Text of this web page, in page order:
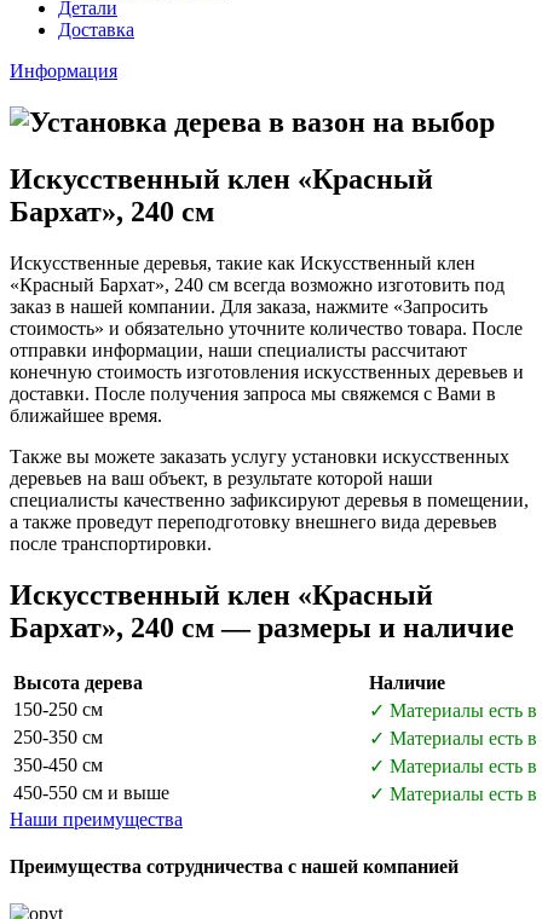
Детали
Доставка
Информация
Искусственный клен «Красный
Бархат», 240 см
Искусственные деревья, такие как Искусственный клен
«Красный Бархат», 240 см всегда возможно изготовить под
заказ в нашей компании. Для заказа, нажмите «Запросить
стоимость» и обязательно уточните количество товара. После
отправки информации, наши специалисты рассчитают
конечную стоимость изготовления искусственных деревьев и
доставки. После получения запроса мы свяжемся с Вами в
ближайшее время.
Также вы можете заказать услугу установки искусственных
деревьев на ваш объект, в результате которой наши
специалисты качественно зафиксируют деревья в помещении,
а также проведут переподготовку внешнего вида деревьев
после транспортировки.
Искусственный клен «Красный
Бархат», 240 см — размеры и наличие
Высота дерева
Наличие
150-250 см
✓ Материалы есть в
250-350 см
✓ Материалы есть в
350-450 см
✓ Материалы есть в
450-550 см и выше
✓ Материалы есть в
Наши преимущества
Преимущества сотрудничества с нашей компанией